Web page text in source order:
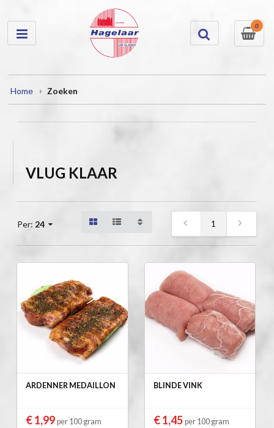
0
Home Zoeken
VLUG KLAAR
Per: 24 1
ARDENNER MEDAILLON
€ 1,99 per 100 gram
BLINDE VINK
€ 1,45 per 100 gram